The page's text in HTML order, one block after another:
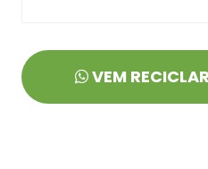
VEM